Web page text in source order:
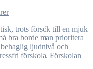
bra borde man prioritera
ljudnivå och
förskola. Förskolan